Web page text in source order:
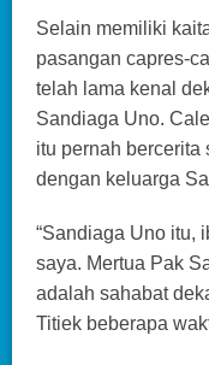
Selain memiliki
pasangan capres-
telah lama kenal
Sandiaga Uno.
itu pernah bercerita
dengan keluarga
“Sandiaga Uno itu,
saya. Mertua Pak
adalah sahabat
Titiek beberapa